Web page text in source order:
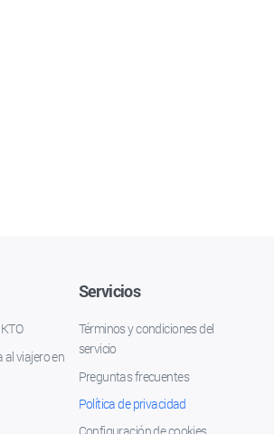
al viajero en
Servicios
Términos y condiciones del
servicio
Preguntas frecuentes
Política de privacidad